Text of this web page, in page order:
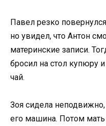
Павел резко
но увидел, что Антон
материнские записи.
бросил на стол купюру
чай.
Зоя сидела
его машина. Потом